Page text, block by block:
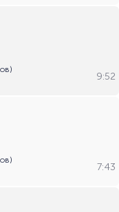
9:52
7:43